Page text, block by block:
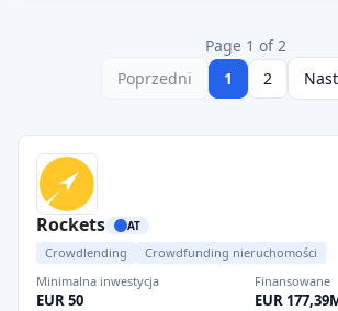
Page 1 of 2
Poprzedni
1 2
Rockets AT
Crowdlending
Crowdfunding nieruchomości
Minimalna inwestycja
EUR 50
Finansowane
EUR